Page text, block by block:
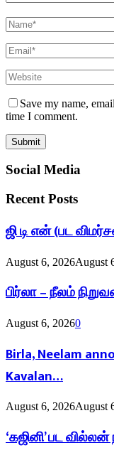
Save my name,
time I comment.
Social Media
Recent Posts
ஜி டி என் (பட
August 6, 2026August
பிர்லா – நீலம்
August 6, 20260
Birla, Neelam
Kavalan…
August 6, 2026August
‘கஜினி’ பட